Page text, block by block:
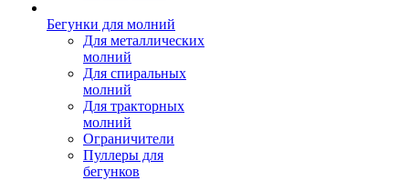
Бегунки для молний
Для металлических
молний
Для спиральных
молний
Для тракторных
молний
Ограничители
Пуллеры для
бегунков